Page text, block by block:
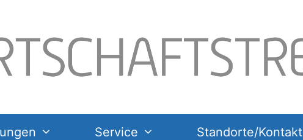
Service Standorte/Kontakt